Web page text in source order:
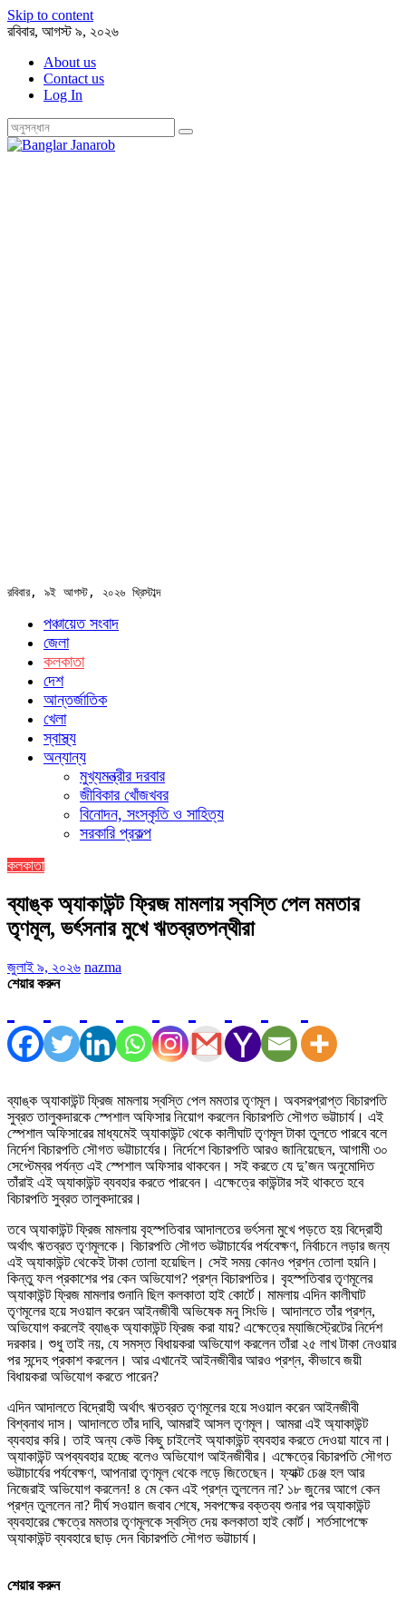
Skip to content
রবিবার, আগস্ট ৯, ২০২৬
About us
Contact us
Log In
রবিবার, ৯ই আগস্ট, ২০২৬ খ্রিস্টাব্দ
পঞ্চায়েত সংবাদ
জেলা
কলকাতা
দেশ
আন্তর্জাতিক
খেলা
স্বাস্থ্য
অন্যান্য
মুখ্যমন্ত্রীর দরবার
জীবিকার খোঁজখবর
বিনোদন, সংস্কৃতি ও সাহিত্য
সরকারি প্রকল্প
কলকাতা
ব্যাঙ্ক অ্যাকাউন্ট ফ্রিজ মামলায় স্বস্তি পেল মমতার
তৃণমূল, ভর্ৎসনার মুখে ঋতব্রতপন্থীরা
জুলাই ৯, ২০২৬ nazma
শেয়ার করুন
ব্যাঙ্ক অ্যাকাউন্ট ফ্রিজ মামলায় স্বস্তি পেল মমতার তৃণমূল। অবসরপ্রাপ্ত বিচারপতি
সুব্রত তালুকদারকে স্পেশাল অফিসার নিয়োগ করলেন বিচারপতি সৌগত ভট্টাচার্য। এই
স্পেশাল অফিসারের মাধ্যমেই অ্যাকাউন্ট থেকে কালীঘাট তৃণমূল টাকা তুলতে পারবে বলে
নির্দেশ বিচারপতি সৌগত ভট্টাচার্যের। নির্দেশে বিচারপতি আরও জানিয়েছেন, আগামী ৩০
সেপ্টেম্বর পর্যন্ত এই স্পেশাল অফিসার থাকবেন। সই করতে যে দু’জন অনুমোদিত
তাঁরাই এই অ্যাকাউন্ট ব্যবহার করতে পারবেন। এক্ষেত্রে কাউন্টার সই থাকতে হবে
বিচারপতি সুব্রত তালুকদারের।
তবে অ্যাকাউন্ট ফ্রিজ মামলায় বৃহস্পতিবার আদালতের ভর্ৎসনা মুখে পড়তে হয় বিদ্রোহী
অর্থাৎ ঋতব্রত তৃণমূলকে। বিচারপতি সৌগত ভট্টাচার্যের পর্যবেক্ষণ, নির্বাচনে লড়ার জন্য
এই অ্যাকাউন্ট থেকেই টাকা তোলা হয়েছিল। সেই সময় কোনও প্রশ্ন তোলা হয়নি।
কিন্তু ফল প্রকাশের পর কেন অভিযোগ? প্রশ্ন বিচারপতির। বৃহস্পতিবার তৃণমূলের
অ্যাকাউন্ট ফ্রিজ মামলার শুনানি ছিল কলকাতা হাই কোর্টে। মামলায় এদিন কালীঘাট
তৃণমূলের হয়ে সওয়াল করেন আইনজীবী অভিষেক মনু সিংভি। আদালতে তাঁর প্রশ্ন,
অভিযোগ করলেই ব্যাঙ্ক অ্যাকাউন্ট ফ্রিজ করা যায়? এক্ষেত্রে ম্যাজিস্ট্রেটের নির্দেশ
দরকার। শুধু তাই নয়, যে সমস্ত বিধায়করা অভিযোগ করলেন তাঁরা ২৫ লাখ টাকা নেওয়ার
পর সন্দেহ প্রকাশ করলেন। আর এখানেই আইনজীবীর আরও প্রশ্ন, কীভাবে জয়ী
বিধায়করা অভিযোগ করতে পারেন?
এদিন আদালতে বিদ্রোহী অর্থাৎ ঋতব্রত তৃণমূলের হয়ে সওয়াল করেন আইনজীবী
বিশ্বনাথ দাস। আদালতে তাঁর দাবি, আমরাই আসল তৃণমূল। আমরা এই অ্যাকাউন্ট
ব্যবহার করি। তাই অন্য কেউ কিছু চাইলেই অ্যাকাউন্ট ব্যবহার করতে দেওয়া যাবে না।
অ্যাকাউন্ট অপব্যবহার হচ্ছে বলেও অভিযোগ আইনজীবীর। এক্ষেত্রে বিচারপতি সৌগত
ভট্টাচার্যের পর্যবেক্ষণ, আপনারা তৃণমূল থেকে লড়ে জিতেছেন। ফ্যাক্ট চেঞ্জ হল আর
নিজেরাই অভিযোগ করলেন! ৪ মে কেন এই প্রশ্ন তুললেন না? ১৮ জুনের আগে কেন
প্রশ্ন তুললেন না? দীর্ঘ সওয়াল জবাব শেষে, সবপক্ষের বক্তব্য শুনার পর অ্যাকাউন্ট
ব্যবহারের ক্ষেত্রে মমতার তৃণমূলকে স্বস্তি দেয় কলকাতা হাই কোর্ট। শর্তসাপেক্ষে
অ্যাকাউন্ট ব্যবহারে ছাড় দেন বিচারপতি সৌগত ভট্টাচার্য।
শেয়ার করুন